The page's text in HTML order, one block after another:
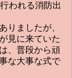
われる消防出
りましたが、
見に来ていた
、普段から頑
な大事な式で